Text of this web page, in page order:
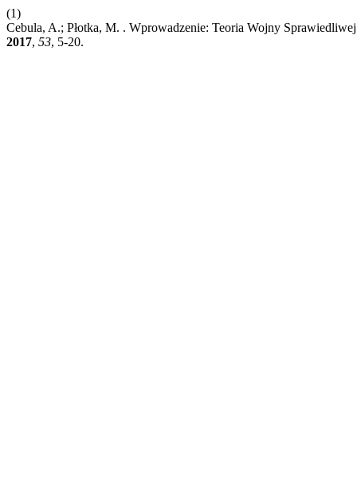
(1)
Cebula, A.; Płotka, M. . Wprowadzenie: Teoria Wojny
2017, 53, 5-20.